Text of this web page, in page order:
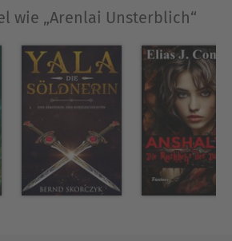
an weiteren Projekten.
dafür schlägt mein Herz,
einfangen und jede
spiegeln."
Ausblenden
wie „Arenlai Unsterblich“